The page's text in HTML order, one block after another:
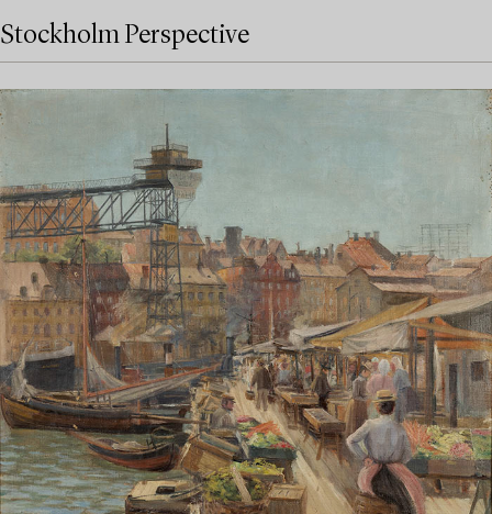
Stockholm Perspective